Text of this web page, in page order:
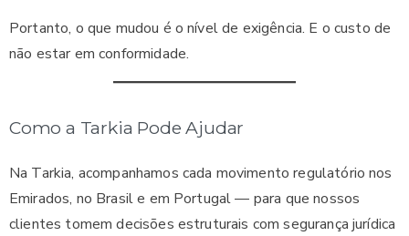
Portanto, o que mudou é o nível de exigência. E o custo de
não estar em conformidade.
Como a Tarkia Pode Ajudar
Na Tarkia, acompanhamos cada movimento regulatório nos
Emirados, no Brasil e em Portugal — para que nossos
clientes tomem decisões estruturais com segurança jurídica